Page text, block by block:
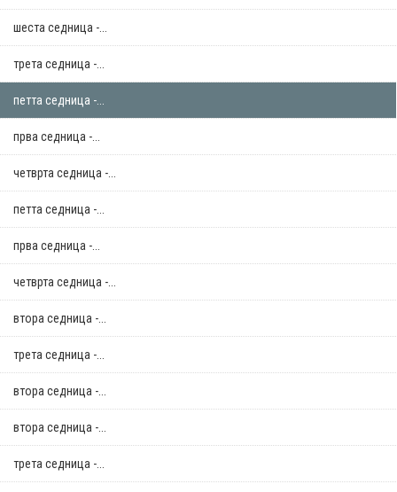
шеста седница -...
трета седница -...
петта седница -...
прва седница -...
четврта седница -...
петта седница -...
прва седница -...
четврта седница -...
втора седница -...
трета седница -...
втора седница -...
втора седница -...
трета седница -...